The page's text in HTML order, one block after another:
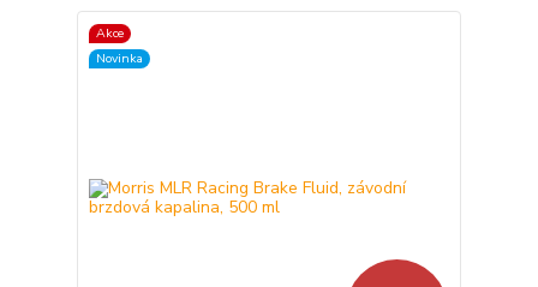
Akce
Novinka